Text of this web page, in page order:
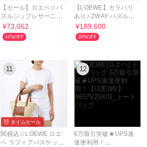
【セール】ロエベ☆パ
ズルジップレザー二つ
折り財布
☆C510Z41X12
¥73,062
41%OFF
【LOEWE】カラバリ
あり♪ 2WAY パズルフ
ォルド トート ミニ
¥189,600
26%OFF
11
タイムセール
関税込☆LOEWE ロエ
ベ ラフィアバスケット
12
6万取引突破★UPS速
達便利用！